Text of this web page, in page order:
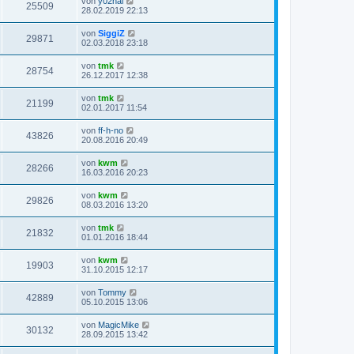
25509
28.02.2019 22:13
29871 von SiggiZ
02.03.2018 23:18
28754 von tmk
26.12.2017 12:38
21199 von tmk
02.01.2017 11:54
43826 von ff-h-no
20.08.2016 20:49
28266 von kwm
16.03.2016 20:23
29826 von kwm
08.03.2016 13:20
21832 von tmk
01.01.2016 18:44
19903 von kwm
31.10.2015 12:17
42889 von Tommy
05.10.2015 13:06
30132 von MagicMike
28.09.2015 13:42